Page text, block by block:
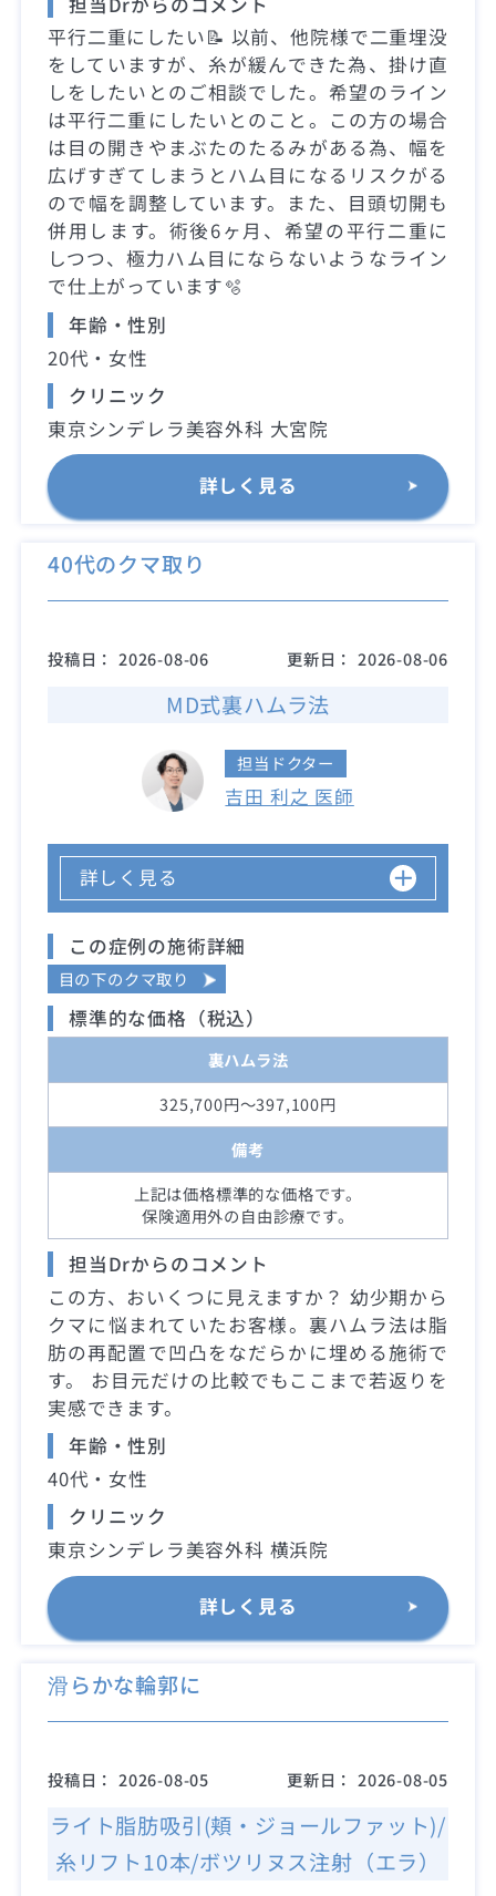
平行二重にしたい📝 以前、他院様で二重埋没
をしていますが、糸が緩んできた為、掛け直
しをしたいとのご相談でした。希望のライン
は平行二重にしたいとのこと。この方の場合
は目の開きやまぶたのたるみがある為、幅を
広げすぎてしまうとハム目になるリスクがる
ので幅を調整しています。また、目頭切開も
併用します。術後6ヶ月、希望の平行二重に
しつつ、極力ハム目にならないようなライン
で仕上がっています🫧
年齢・性別
20代・女性
クリニック
東京シンデレラ美容外科 大宮院
詳しく見る
40代のクマ取り
投稿日： 2026-08-06 更新日： 2026-08-06
MD式裏ハムラ法
担当ドクター
吉田 利之 医師
詳しく見る
この症例の施術詳細
目の下のクマ取り
標準的な価格（税込）
裏ハムラ法
325,700円～397,100円
備考
上記は価格標準的な価格です。
保険適用外の自由診療です。
担当Drからのコメント
この方、おいくつに見えますか？ 幼少期から
クマに悩まれていたお客様。裏ハムラ法は脂
肪の再配置で凹凸をなだらかに埋める施術で
す。 お目元だけの比較でもここまで若返りを
実感できます。
年齢・性別
40代・女性
クリニック
東京シンデレラ美容外科 横浜院
詳しく見る
滑らかな輪郭に
投稿日： 2026-08-05 更新日： 2026-08-05
ライト脂肪吸引(頬・ジョールファット)/
糸リフト10本/ボツリヌス注射（エラ）